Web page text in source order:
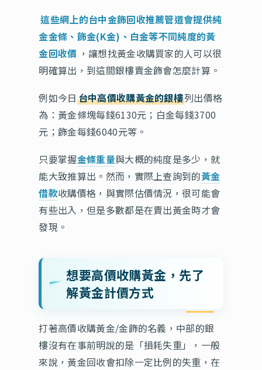
這些網上的台中金飾回收推薦管道會提供純
金金條、飾金(K金)、白金等不同純度的黃
金回收價 ，讓想找黃金收購買家的人可以很
明確算出，到這間銀樓賣金飾會怎麼計算。
例如今日台中高價收購黃金的銀樓列出價格
為：黃金條塊每錢6130元；白金每錢3700
元；飾金每錢6040元等。
只要掌握金條重量與大概的純度是多少，就
能大致推算出。然而，實際上查詢到的黃金
借款收購價格，與實際估價情況，很可能會
有些出入，但是多數都是在賣出黃金時才會
發現。
想要高價收購黃金，先了
解黃金計價方式
打著高價收購黃金/金飾的名義，中部的銀
樓沒有在事前明說的是「損耗失重」，一般
來說，黃金回收會扣除一定比例的失重，在